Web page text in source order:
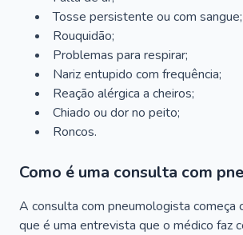
Tosse persistente ou com sangue;
Rouquidão;
Problemas para respirar;
Nariz entupido com frequência;
Reação alérgica a cheiros;
Chiado ou dor no peito;
Roncos.
Como é uma consulta com
A consulta com pneumologista começa
que é uma entrevista que o médico faz